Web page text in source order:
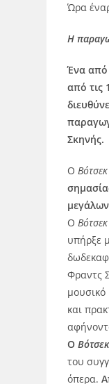
Ώρα
Η
Ένα από
από τις
Σκηνής.
ΟΒότσεκ
ΟΒότσεκ
υπήρξε
Φραντς
και
ΟΒότσεκ
του
όπερα.